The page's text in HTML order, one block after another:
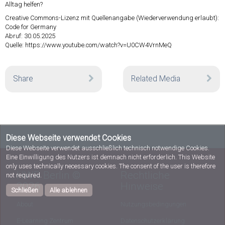
Diese Webseite verwendet Cookies
Diese Webseite verwendet ausschließlich technisch notwendige Cookies.
Eine Einwilligung des Nutzers ist demnach nicht erforderlich. This Website
only uses technically necessary cookies. The consent of the user is therefore
not required.
Schließen
Alle ablehnen
Alltag helfen?
Creative Commons-Lizenz mit Quellenangabe (Wiederverwendung erlaubt):
Code for Germany
Abruf: 30.05.2025
Quelle: https://www.youtube.com/watch?v=U0CW4VrnMeQ
Share Related Media
HWR Berlin ©
2026